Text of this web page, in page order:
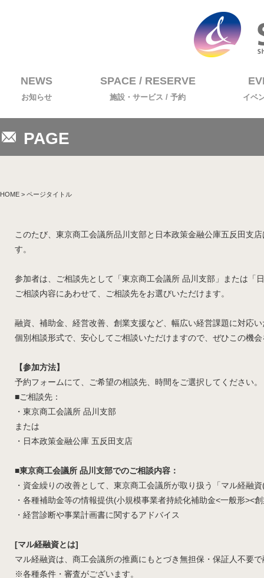
NEWS
お知らせ
SPACE / RESERVE
施設・サービス / 予約 イベ
PAGE
HOME > ページタイトル
このたび、東京商工会議所品川支部と日本政策金融公庫五反田支
す。
参加者は、ご相談先として「東京商工会議所 品川支部」または「
ご相談内容にあわせて、ご相談先をお選びいただけます。
融資、補助金、経営改善、創業支援など、幅広い経営課題に対応
個別相談形式で、安心してご相談いただけますので、ぜひこの機
【参加方法】
予約フォームにて、ご希望の相談先、時間をご選択してください。
■ご相談先：
・東京商工会議所 品川支部
または
・日本政策金融公庫 五反田支店
■東京商工会議所 品川支部でのご相談内容：
・資金繰りの改善として、東京商工会議所が取り扱う「マル経融
・各種補助金等の情報提供(小規模事業者持続化補助金<一般形><
・経営診断や事業計画書に関するアドバイス
[マル経融資とは]
マル経融資は、商工会議所の推薦にもとづき無担保・保証人不要
※各種条件・審査がございます。